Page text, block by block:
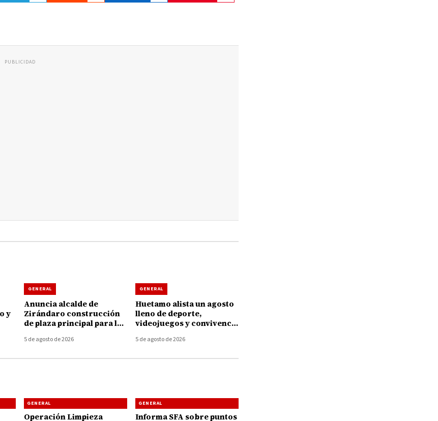
PUBLICIDAD
y
GENERAL
Anuncia alcalde de
Zirándaro construcción
de plaza principal para la
5 de agosto de 2026
GENERAL
Huetamo alista un agosto
lleno de deporte,
videojuegos y convivencia
5 de agosto de 2026
GENERAL
Operación Limpieza
GENERAL
Informa SFA sobre puntos